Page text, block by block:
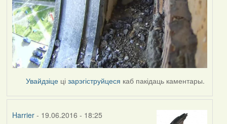
Увайдзіце цізарэгіструйцеся каб пакідаць каментары.
Harrier- 19.06.2016 - 18:25